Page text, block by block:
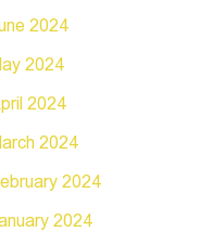
2024
2024
2024
2024
2024
2024